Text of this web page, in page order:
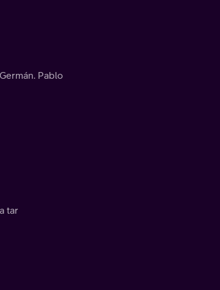
Pablo
tar